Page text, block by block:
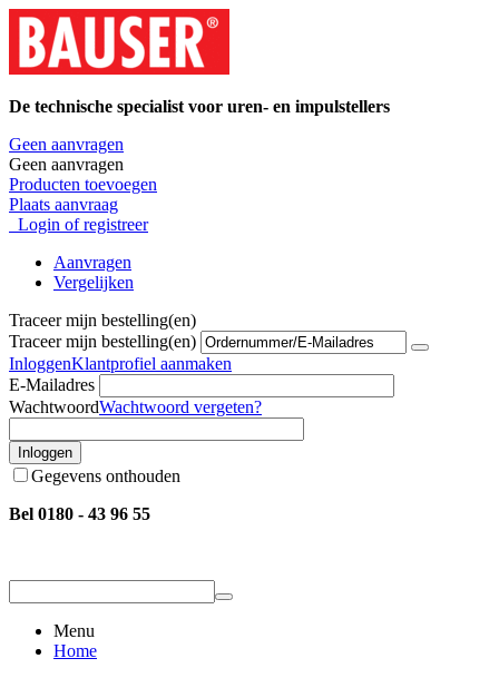
De technische specialist voor uren- en impulstellers
Geen aanvragen
Geen aanvragen
Producten toevoegen
Plaats aanvraag
Login of registreer
Aanvragen
Vergelijken
Traceer mijn bestelling(en)
Traceer mijn bestelling(en)
InloggenKlantprofiel aanmaken
E-Mailadres
WachtwoordWachtwoord vergeten?
Inloggen
Gegevens onthouden
Bel 0180 - 43 96 55
Menu
Home